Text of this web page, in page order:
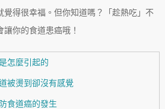
覺得很幸福。但你知道嗎？「趁熱吃」不
你的食道患癌哦！
怎麼引起的
被燙到卻沒有感覺
食道癌的發生